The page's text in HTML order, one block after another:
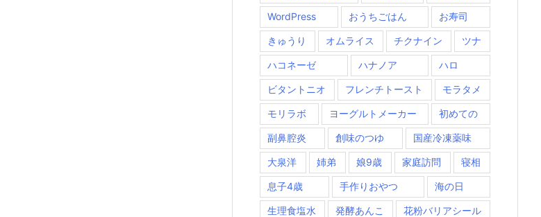
WordPress
おうちごはん お寿司
きゅうり オムライス チクナイン ツナ
ハコネーゼ ハナノア ハロ
ビタントニオ フレンチトースト モラタメ
モリラボ ヨーグルトメーカー 初めての
副鼻腔炎 創味のつゆ 国産冷凍薬味
大泉洋 姉弟 娘9歳 家庭訪問 寝相
息子4歳 手作りおやつ 海の日
生理食塩水 発酵あんこ 花粉バリアシール